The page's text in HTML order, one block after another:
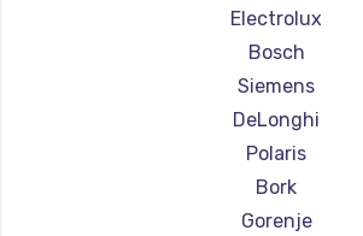
Ремонт кофемашин La
Ремонт кофемашин
Ремонт кофемашин
Ремонт кофемашин
Ремонт кофемашин
Ремонт кофемашин
Ремонт кофемашин
Electrolux
Bosch
Siemens
DeLonghi
Polaris
Bork
Gorenje